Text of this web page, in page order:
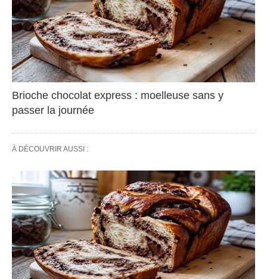
Brioche chocolat express : moelleuse sans y
passer la journée
À DÉCOUVRIR AUSSI :